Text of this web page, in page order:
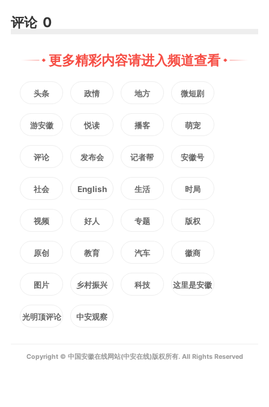
了；你活在他的身上，他也活在你
出来了，抓住了，所以你才会这样
欣赏他，理解他。
深入。换言之，艺术家最需要的，
除了理智以外，还有一个“爱”字！
所谓赤子之心，不但指纯洁无邪，
指清新，而且还指爱！法文里有句
评论 0
更多精彩内容请进入频道查看
头条 政情 地方 微短剧
游安徽 悦读 播客 萌宠
评论 发布会 记者帮 安徽号
社会 English 生活 时局
视频 好人 专题 版权
原创 教育 汽车 徽商
图片 乡村振兴 科技 这里是安徽
光明顶评论 中安观察
Copyright © 中国安徽在线网站(中安在线)版权所有. All Rights Reserved